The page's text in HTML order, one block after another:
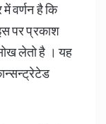
वर्णन है कि
पर प्रकाश
लेतो है । यह